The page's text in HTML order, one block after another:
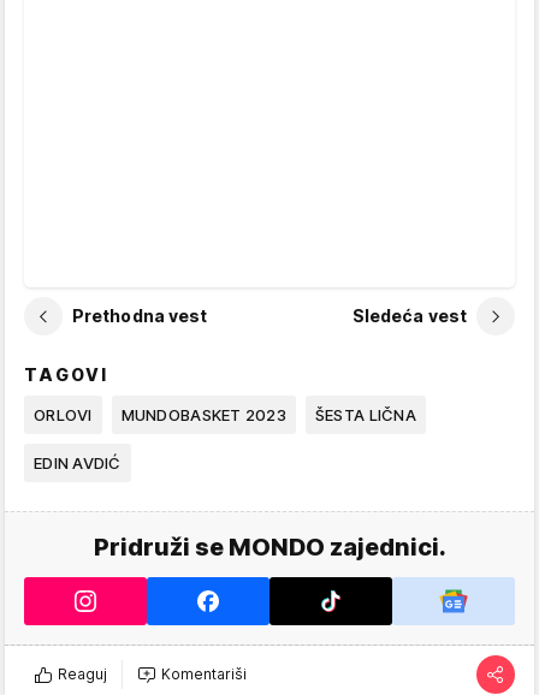
Prethodna vest Sledeća vest
TAGOVI
ORLOVI MUNDOBASKET 2023 ŠESTA LIČNA
EDIN AVDIĆ
Pridruži se MONDO zajednici.
Reaguj Komentariši